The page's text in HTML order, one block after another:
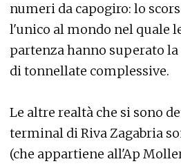
numeri da capogiro: lo
l'unico al mondo nel quale
partenza hanno superato
di tonnellate complessive.
Le altre realtà che si sono
terminal di Riva Zagabria
(che appartiene all'Ap